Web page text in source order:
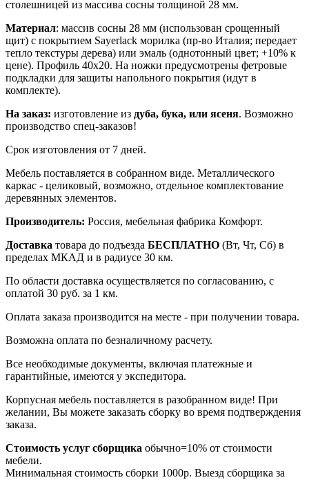
столешницей из массива сосны толщиной 28 мм.
Материал: массив сосны 28 мм (использован срощенный
щит) с покрытием Sayerlack морилка (пр-во Италия; передает
тепло текстуры дерева) или эмаль (однотонный цвет; +10% к
цене). Профиль 40х20. На ножки предусмотрены фетровые
подкладки для защиты напольного покрытия (идут в
комплекте).
На заказ: изготовление из дуба, бука, или ясеня. Возможно
производство спец-заказов!
Срок изготовления от 7 дней.
Мебель поставляется в собранном виде. Металлического
каркас - целиковый, возможно, отдельное комплектование
деревянных элементов.
Производитель: Россия, мебельная фабрика Комфорт.
Доставка товара до подъезда БЕСПЛАТНО (Вт, Чт, Сб) в
пределах МКАД и в радиусе 30 км.
По области доставка осуществляется по согласованию, с
оплатой 30 руб. за 1 км.
Оплата заказа производится на месте - при получении товара.
Возможна оплата по безналичному расчету.
Все необходимые документы, включая платежные и
гарантийные, имеются у экспедитора.
Корпусная мебель поставляется в разобранном виде! При
желании, Вы можете заказать сборку во время подтверждения
заказа.
Стоимость услуг сборщика обычно=10% от стоимости
мебели.
Минимальная стоимость сборки 1000р. Выезд сборщика за